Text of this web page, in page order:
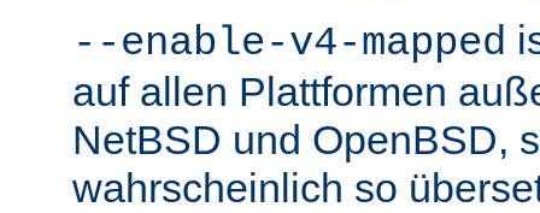
--enable-v4-mapped
auf allen Plattformen
NetBSD und OpenBSD,
wahrscheinlich so